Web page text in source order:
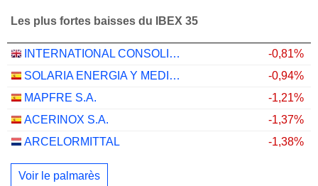
Les plus fortes baisses du IBEX 35
INTERNATIONAL CONSOLIDATED AIRLINES GROUP, S.A.
-0,81%
SOLARIA ENERGIA Y MEDIO AMBIENTE, S.A.
-0,94%
MAPFRE S.A.
-1,21%
ACERINOX S.A.
-1,37%
ARCELORMITTAL
-1,38%
Voir le palmarès